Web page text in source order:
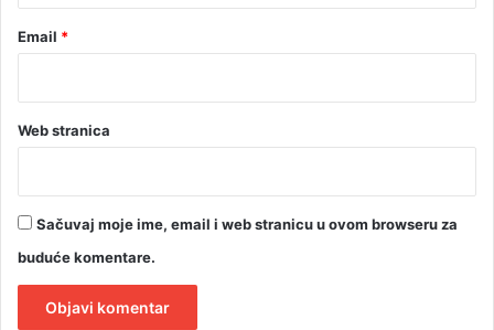
Email *
Web stranica
Sačuvaj moje ime, email i web stranicu u ovom browseru za
buduće komentare.